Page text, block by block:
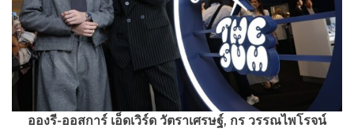
อองรี-ออสการ์ เอ็ดเวิร์ด วัตราเศรษฐ์, กร วรรณไพโรจน์